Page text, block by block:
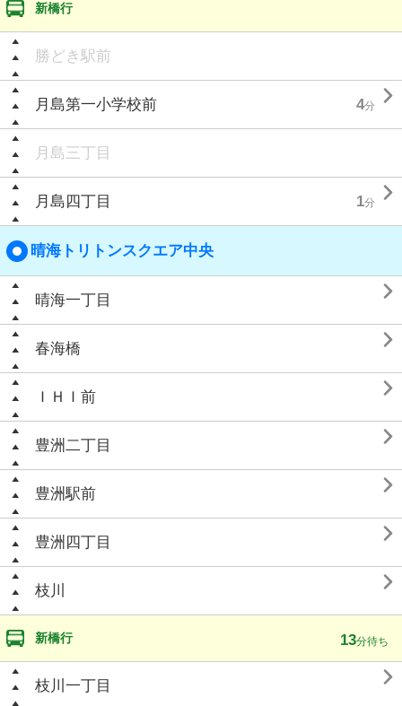
新橋行
勝どき駅前
月島第一小学校前 4分 
月島三丁目
月島四丁目 1分 
晴海トリトンスクエア中央
晴海一丁目 
春海橋 
ＩＨＩ前 
豊洲二丁目 
豊洲駅前 
豊洲四丁目 
枝川 
新橋行 13分待ち
枝川一丁目 